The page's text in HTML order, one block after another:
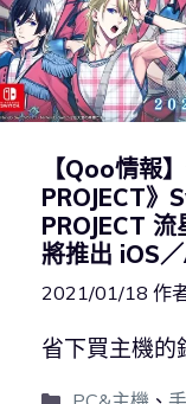
【Qoo情報
PROJECT
PROJECT
將推出 iOS
2021/01/18 作
省下買主機